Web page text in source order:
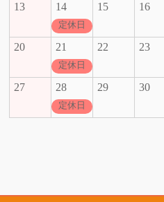
13 14
定休日
15 16
20 21
定休日
22 23
27 28
定休日
29 30